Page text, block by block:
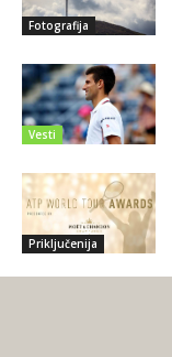
Fotografija
Vesti
Priključenija